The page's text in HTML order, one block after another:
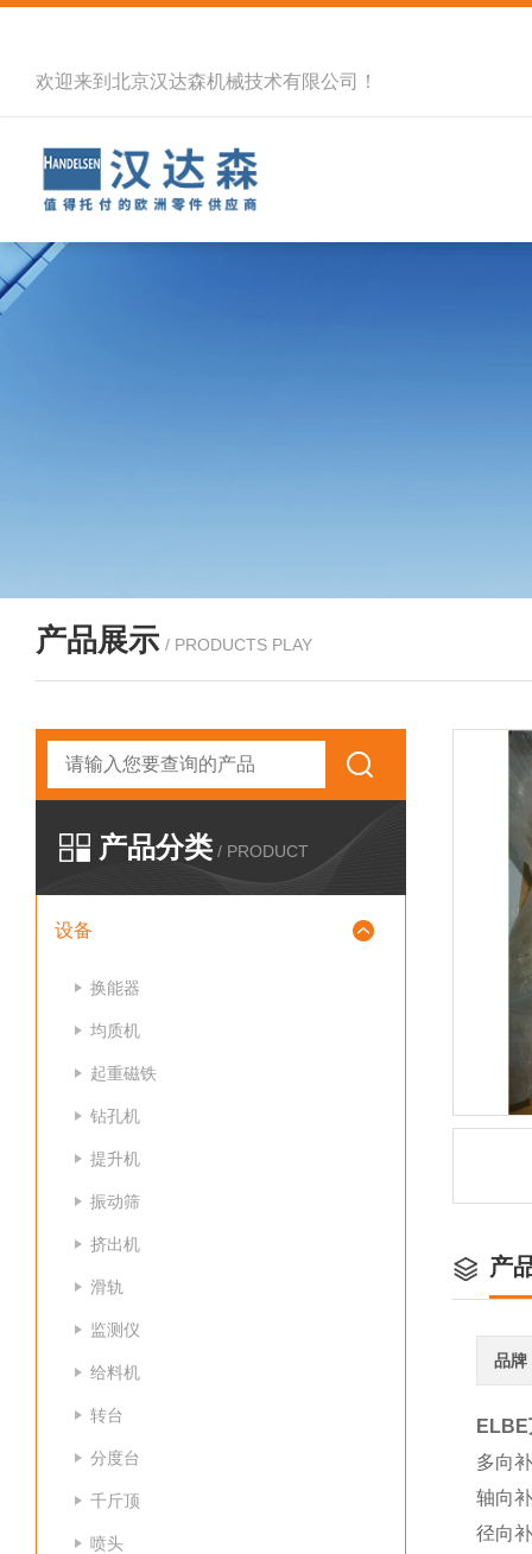
欢迎来到北京汉达森机械技术有限公司！
产品展示 / PRODUCTS PLAY
产品分类 / PRODUCT
设备
换能器
均质机
起重磁铁
钻孔机
提升机
振动筛
挤出机
滑轨
监测仪
给料机
转台
分度台
千斤顶
喷头
产
品牌
多向
轴向
径向